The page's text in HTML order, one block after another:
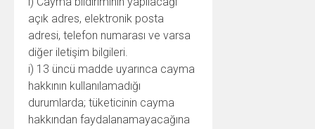
açık adres, elektronik posta
adresi, telefon numarası ve varsa
diğer iletişim bilgileri.
i) 13 üncü madde uyarınca cayma
hakkının kullanılamadığı
durumlarda; tüketicinin cayma
hakkından faydalanamayacağına